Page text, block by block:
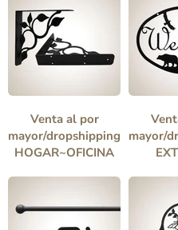
Venta al por
mayor/dropshipping
HOGAR~OFICINA
mayor/